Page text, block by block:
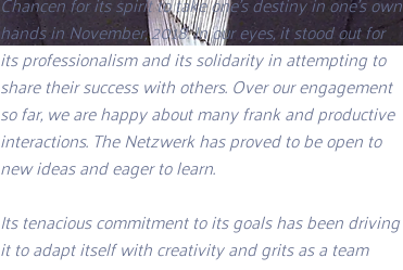
hands in November, 2018. In our eyes, it stood out for
its professionalism and its solidarity in attempting to
share their success with others. Over our engagement
so far, we are happy about many frank and productive
interactions. The Netzwerk has proved to be open to
new ideas and eager to learn.
Its tenacious commitment to its goals has been driving
it to adapt itself with creativity and grits as a team